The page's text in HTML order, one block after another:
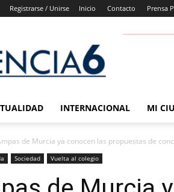
Registrarse / Unirse Inicio Contacto Prensa
6
Noticias
INTERNACIONAL MI
de Murcia ya conocen las propuestas de
Sociedad Vuelta al colegio